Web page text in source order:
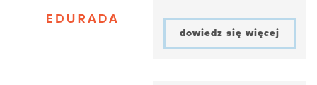
dowiedz się więcej